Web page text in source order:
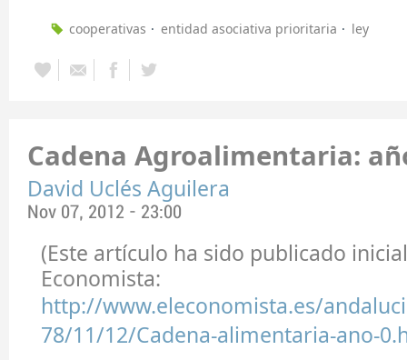
cooperativas entidad asociativa prioritaria ley
Cadena Agroalimentaria:
David Uclés Aguilera
Nov 07, 2012 - 23:00
(Este artículo ha sido publicado
Economista:
http://www.eleconomista.es/
78/11/12/Cadena-alimentaria-ano-